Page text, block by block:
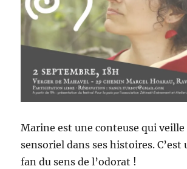
Marine est une conteuse qui
sensoriel dans ses histoires. C’est
fan du sens de l’odorat !